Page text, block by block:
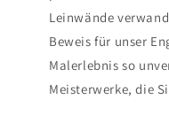
Leinwände
Beweis für unser
Malerlebnis so
Meisterwerke, die